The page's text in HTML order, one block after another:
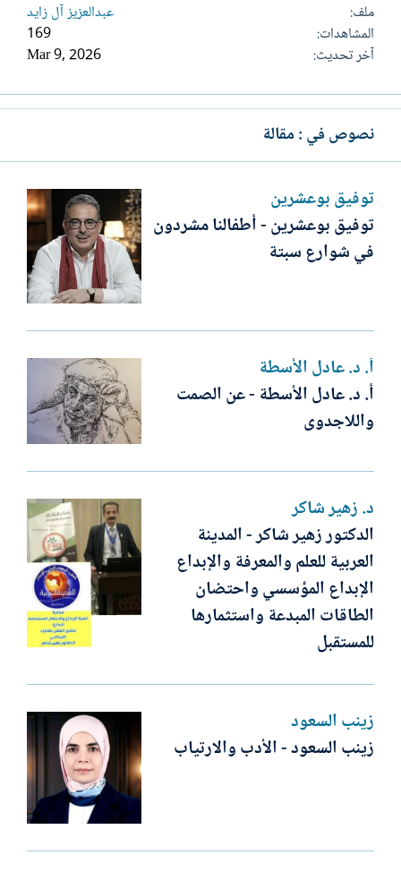
ملف
عبدالعزيز آل زايد
المشاهدات
169
آخر تحديث
Mar 9, 2026
نصوص في : مقالة
توفيق بوعشرين
توفيق بوعشرين - أطفالنا مشردون
في شوارع سبتة
أ. د. عادل الأسطة
أ. د. عادل الأسطة - عن الصمت
واللاجدوى
د. زهير شاكر
الدكتور زهير شاكر - المدينة
العربية للعلم والمعرفة والإبداع
الإبداع المؤسسي واحتضان
الطاقات المبدعة واستثمارها
للمستقبل
زينب السعود
زينب السعود - الأدب والارتياب